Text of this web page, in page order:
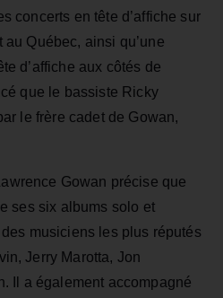
concerts en tête d’affiche sur
au Québec, ainsi qu’une
d’affiche aux côtés de
que le bassiste Ricky
le frère cadet de Gowan,
Gowan précise que
ses six albums solo et
musiciens les plus réputés
Jerry Marotta, Jon
Il a également accompagné